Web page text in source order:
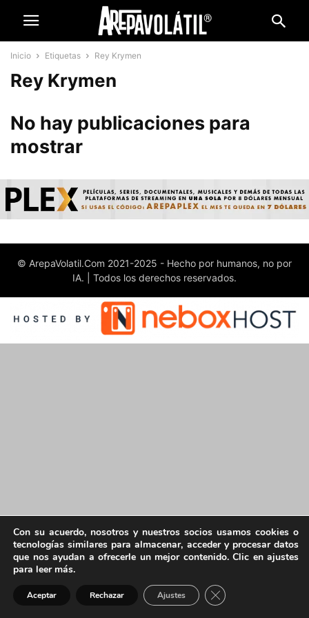
Inicio Etiquetas Rey Krymen
Rey Krymen
No hay publicaciones para
mostrar
© ArepaVolatil.Com 2021-2025 - Hecho por humanos, no por
IA. | Todos los derechos reservados.
Con su acuerdo, nosotros y nuestros socios usamos cookies o
tecnologías similares para almacenar, acceder y procesar datos
que nos ayudan a ofrecerle un mejor contenido. Clic en ajustes
para leer más.
Aceptar Rechazar Ajustes Cerrar el banner de